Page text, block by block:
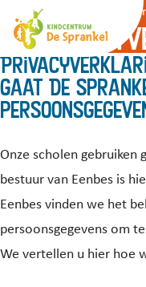
gaat De
Onze scholen gebruiken
bestuur van Eenbes is
Eenbes vinden we het
persoonsgegevens om
We vertellen u hier hoe